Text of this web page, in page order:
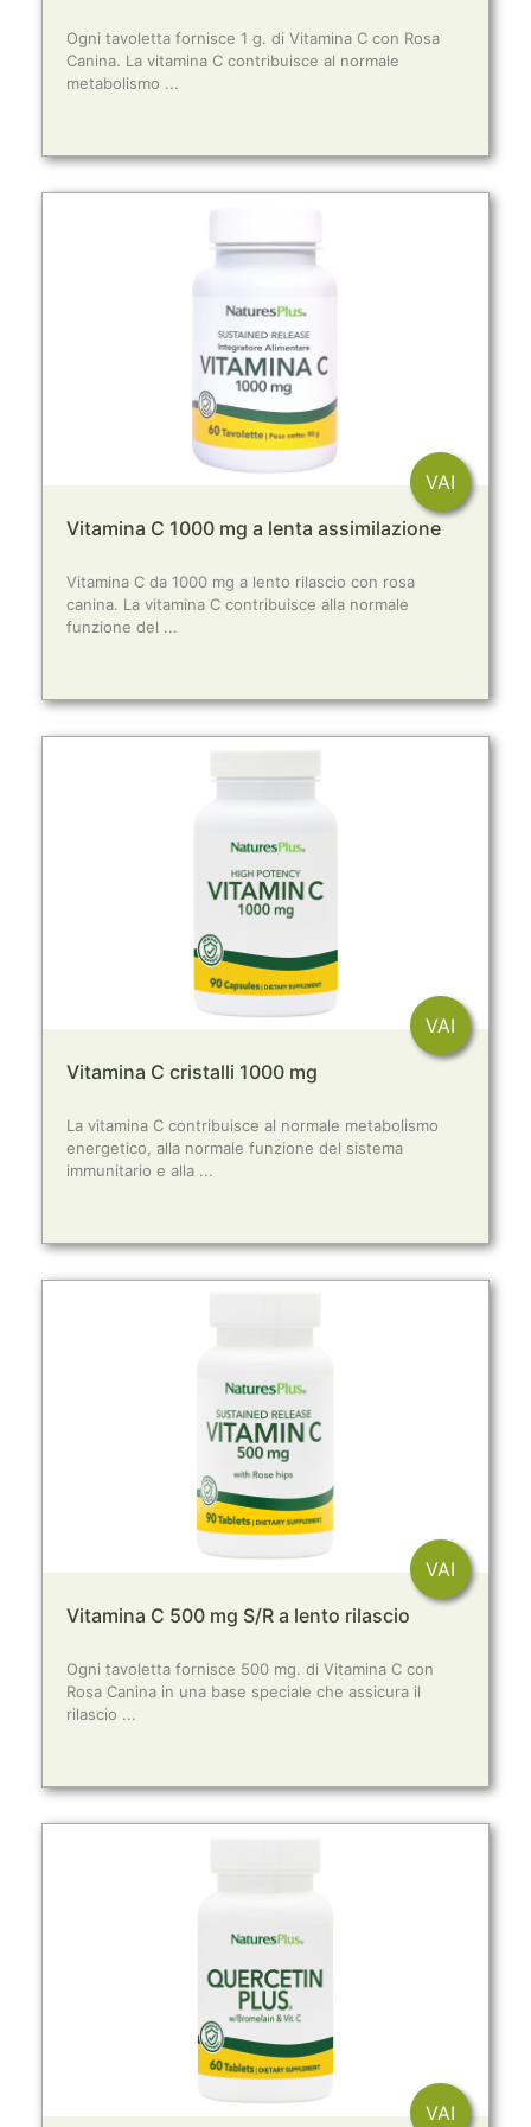
Ogni tavoletta fornisce 1 g. di Vitamina C con Rosa
Canina. La vitamina C contribuisce al normale
metabolismo ...
VAI
Vitamina C 1000 mg a lenta assimilazione
Vitamina C da 1000 mg a lento rilascio con rosa
canina. La vitamina C contribuisce alla normale
funzione del ...
VAI
Vitamina C cristalli 1000 mg
La vitamina C contribuisce al normale metabolismo
energetico, alla normale funzione del sistema
immunitario e alla ...
VAI
Vitamina C 500 mg S/R a lento rilascio
Ogni tavoletta fornisce 500 mg. di Vitamina C con
Rosa Canina in una base speciale che assicura il
rilascio ...
VAI